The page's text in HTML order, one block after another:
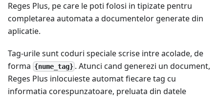
Reges Plus, pe care le poti folosi in tipizate pentru
completarea automata a documentelor generate din
aplicatie.
Tag-urile sunt coduri speciale scrise intre acolade, de
forma {nume_tag} . Atunci cand generezi un document,
Reges Plus inlocuieste automat fiecare tag cu
informatia corespunzatoare, preluata din datele